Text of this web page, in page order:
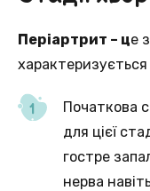
Періартрит – це
Початкова
для цієї
гостре
нерва